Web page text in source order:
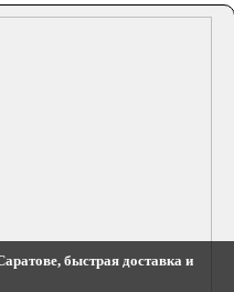
быстрая доставка и